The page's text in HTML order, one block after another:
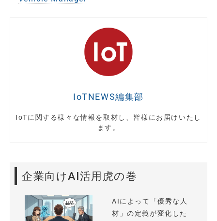
IoTNEWS編集部
IoTに関する様々な情報を取材し、皆様にお届けいたし
ます。
企業向けAI活用虎の巻
AIによって「優秀な人
材」の定義が変化した